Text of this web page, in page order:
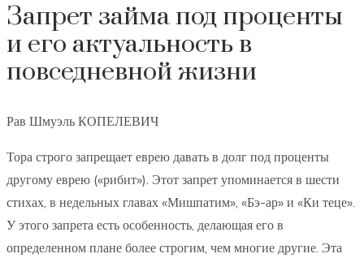
Запрет займа под проценты
и его актуальность в
повседневной жизни
Рав Шмуэль КОПЕЛЕВИЧ
Тора строго запрещает еврею давать в долг под проценты
другому еврею («рибит»). Этот запрет упоминается в шести
стихах, в недельных главах «Мишпатим», «Бэ-ар» и «Ки теце».
У этого запрета есть особенность, делающая его в
определенном плане более строгим, чем многие другие. Эта